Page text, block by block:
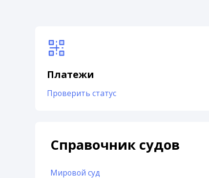
Платежи
Проверить статус
Справочник судов
Мировой суд